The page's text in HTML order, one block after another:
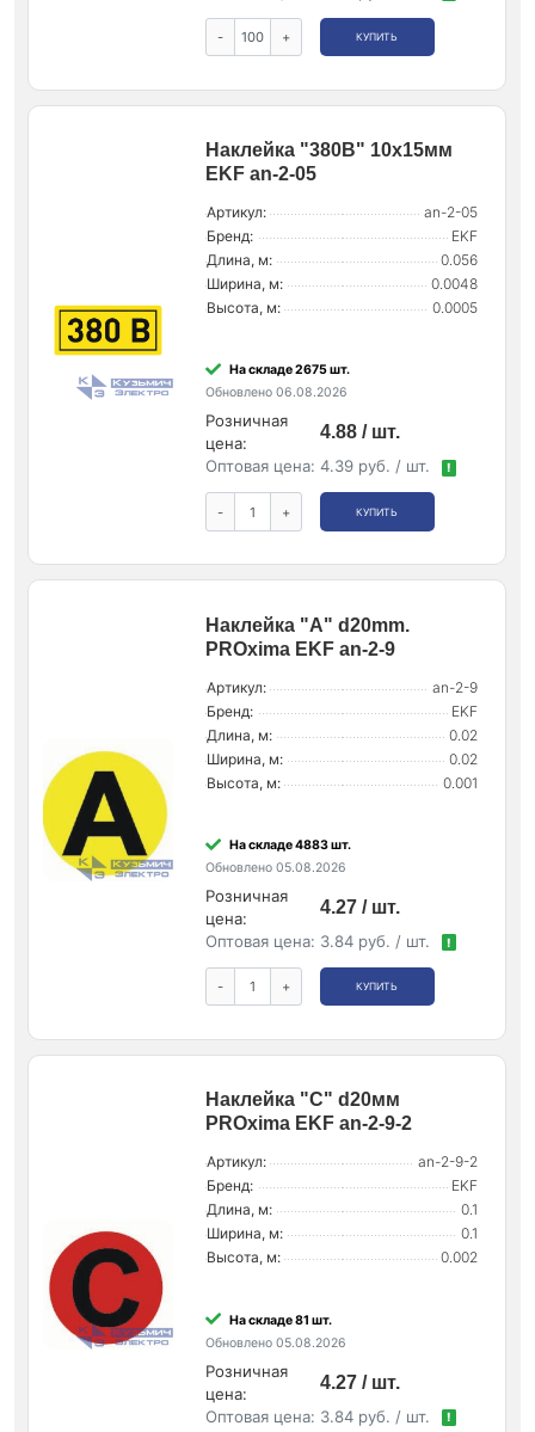
- + КУПИТЬ
Наклейка "380В" 10х15мм
EKF an-2-05
Артикул:
an-2-05
Бренд:
EKF
Длина, м:
0.056
Ширина, м:
0.0048
Высота, м:
0.0005
На складе 2675 шт.
Обновлено 06.08.2026
Розничная
цена:
4.88 / шт.
Оптовая цена: 4.39 руб. / шт. !
- + КУПИТЬ
Наклейка "A" d20mm.
PROxima EKF an-2-9
Артикул:
an-2-9
Бренд:
EKF
Длина, м:
0.02
Ширина, м:
0.02
Высота, м:
0.001
На складе 4883 шт.
Обновлено 05.08.2026
Розничная
цена:
4.27 / шт.
Оптовая цена: 3.84 руб. / шт. !
- + КУПИТЬ
Наклейка "C" d20мм
PROxima EKF an-2-9-2
Артикул:
an-2-9-2
Бренд:
EKF
Длина, м:
0.1
Ширина, м:
0.1
Высота, м:
0.002
На складе 81 шт.
Обновлено 05.08.2026
Розничная
цена:
4.27 / шт.
Оптовая цена: 3.84 руб. / шт. !